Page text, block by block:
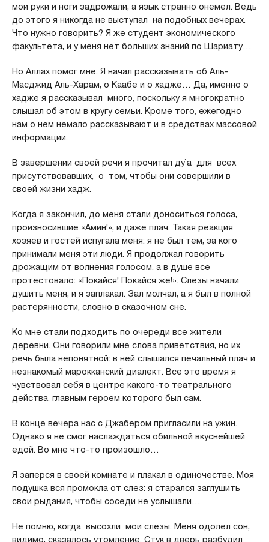
мои руки и ноги задрожали, а язык странно онемел. Ведь
до этого я никогда не выступал на подобных вечерах.
Что нужно говорить? Я же студент экономического
факультета, и у меня нет больших знаний по Шариату…
Но Аллах помог мне. Я начал рассказывать об Аль-
Масджид Аль-Харам, о Каабе и о хадже… Да, именно о
хадже я рассказывал много, поскольку я многократно
слышал об этом в кругу семьи. Кроме того, ежегодно
нам о нем немало рассказывают и в средствах массовой
информации.
В завершении своей речи я прочитал ду`а для всех
присутствовавших, о том, чтобы они совершили в
своей жизни хадж.
Когда я закончил, до меня стали доноситься голоса,
произносившие «Амин!», и даже плач. Такая реакция
хозяев и гостей испугала меня: я не был тем, за кого
принимали меня эти люди. Я продолжал говорить
дрожащим от волнения голосом, а в душе все
протестовало: «Покайся! Покайся же!». Слезы начали
душить меня, и я заплакал. Зал молчал, а я был в полной
растерянности, словно в сказочном сне.
Ко мне стали подходить по очереди все жители
деревни. Они говорили мне слова приветствия, но их
речь была непонятной: в ней слышался печальный плач и
незнакомый марокканский диалект. Все это время я
чувствовал себя в центре какого-то театрального
действа, главным героем которого был сам.
В конце вечера нас с Джабером пригласили на ужин.
Однако я не смог наслаждаться обильной вкуснейшей
едой. Во мне что-то произошло…
Я заперся в своей комнате и плакал в одиночестве. Моя
подушка вся промокла от слез: я старался заглушить
свои рыдания, чтобы соседи не услышали…
Не помню, когда высохли мои слезы. Меня одолел сон,
видимо, сказалось утомление. Стук в дверь разбудил